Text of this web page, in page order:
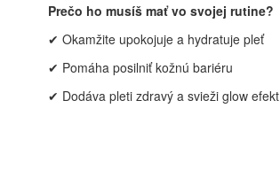
Prečo ho musíš mať vo svojej rutine?
✔ Okamžite upokojuje a hydratuje pleť
✔ Pomáha posilniť kožnú bariéru
✔ Dodáva pleti zdravý a svieži glow efekt